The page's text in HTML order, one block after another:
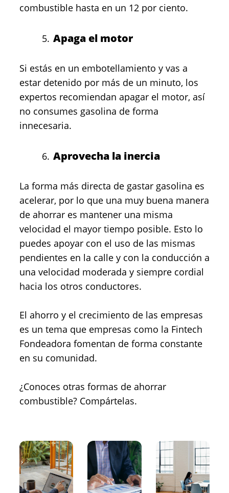
combustible hasta en un 12 por ciento.
Apaga el motor
Si estás en un embotellamiento y vas a
estar detenido por más de un minuto, los
expertos recomiendan apagar el motor, así
no consumes gasolina de forma
innecesaria.
Aprovecha la inercia
La forma más directa de gastar gasolina es
acelerar, por lo que una muy buena manera
de ahorrar es mantener una misma
velocidad el mayor tiempo posible. Esto lo
puedes apoyar con el uso de las mismas
pendientes en la calle y con la conducción a
una velocidad moderada y siempre cordial
hacia los otros conductores.
El ahorro y el crecimiento de las empresas
es un tema que empresas como la Fintech
Fondeadora fomentan de forma constante
en su comunidad.
¿Conoces otras formas de ahorrar
combustible? Compártelas.